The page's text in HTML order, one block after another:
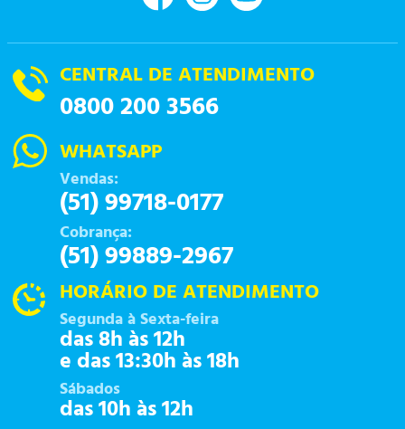
CENTRAL DE ATENDIMENTO
0800 200 3566
WHATSAPP
Vendas:
(51) 99718-0177
Cobrança:
(51) 99889-2967
HORÁRIO DE ATENDIMENTO
Segunda à Sexta-feira
das 8h às 12h
e das 13:30h às 18h
Sábados
das 10h às 12h